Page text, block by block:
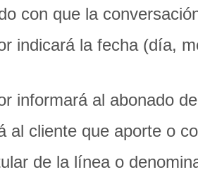
con que la
indicará la fecha (día,
informará al abonado
al cliente que aporte o
de la línea o